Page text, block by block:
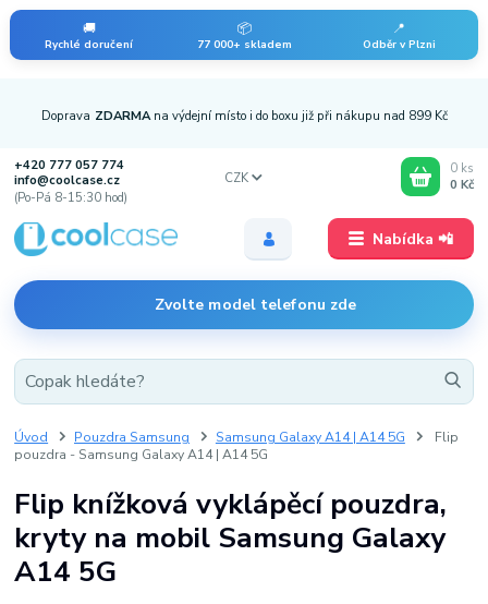
🚚
Rychlé doručení
📦
77 000+ skladem
📍
Odběr v Plzni
Nabídka 📲
Doprava ZDARMA na výdejní místo i do boxu již při nákupu nad 899 Kč
+420 777 057 774
info@coolcase.cz
(Po-Pá 8-15:30 hod)
Zvolte model telefonu zde
CZK
0 ks
0 Kč
Úvod Pouzdra Samsung Samsung Galaxy A14 | A14 5G
Flip
pouzdra - Samsung Galaxy A14 | A14 5G
Flip knížková vyklápěcí pouzdra,
kryty na mobil Samsung Galaxy
A14 5G